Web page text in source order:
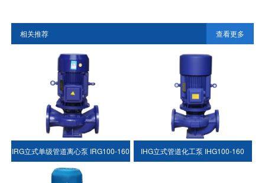
相关推荐 查看更多
IRG立式单级管道离心泵 IRG100-160 IHG立式管道化工泵 IHG100-160